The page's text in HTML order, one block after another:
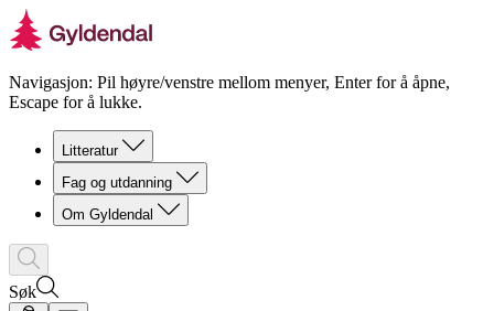
Navigasjon: Pil høyre/venstre mellom menyer, Enter for å åpne,
Escape for å lukke.
Litteratur
Fag og utdanning
Om Gyldendal
Søk